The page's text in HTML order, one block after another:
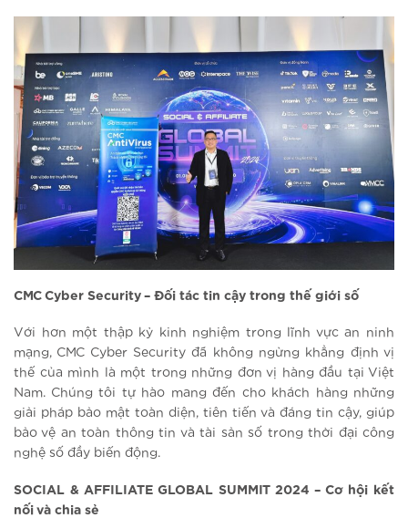
CMC Cyber Security – Đối tác tin cậy trong thế giới số
Với hơn một thập kỷ kinh nghiệm trong lĩnh vực an ninh
mạng, CMC Cyber Security đã không ngừng khẳng định vị
thế của mình là một trong những đơn vị hàng đầu tại Việt
Nam. Chúng tôi tự hào mang đến cho khách hàng những
giải pháp bảo mật toàn diện, tiên tiến và đáng tin cậy, giúp
bảo vệ an toàn thông tin và tài sản số trong thời đại công
nghệ số đầy biến động.
SOCIAL & AFFILIATE GLOBAL SUMMIT 2024 – Cơ hội kết
nối và chia sẻ